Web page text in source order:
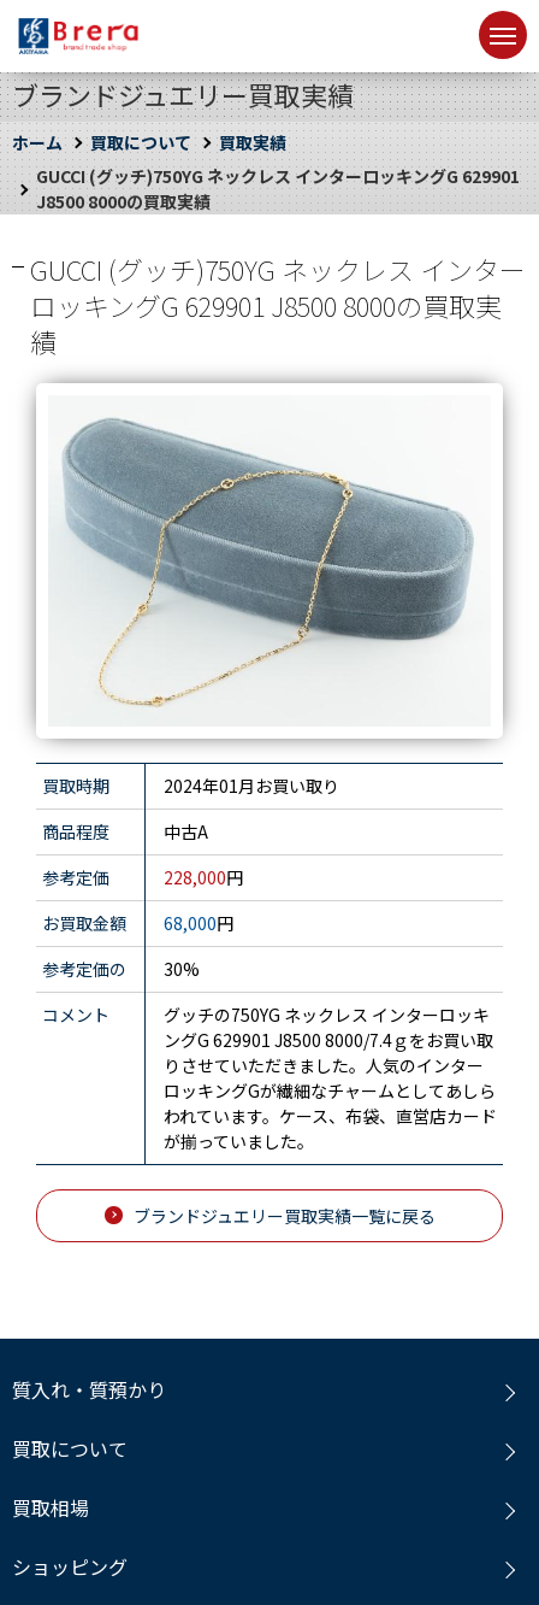
ブランドジュエリー買取実績
ホーム 買取について
買取実績
GUCCI (グッチ)750YG ネックレス インターロッキングG 629901
J8500 8000の買取実績
GUCCI (グッチ)750YG ネックレス インター
ロッキングG 629901 J8500 8000の買取実
績
買取時期
2024年01月お買い取り
商品程度
中古A
参考定価
228,000円
お買取金額
68,000円
参考定価の
30%
コメント
グッチの750YG ネックレス インターロッキ
ングG 629901 J8500 8000/7.4ｇをお買い取
りさせていただきました。人気のインター
ロッキングGが繊細なチャームとしてあしら
われています。ケース、布袋、直営店カード
が揃っていました。
ブランドジュエリー買取実績一覧に戻る
質入れ・質預かり
買取について
買取相場
ショッピング